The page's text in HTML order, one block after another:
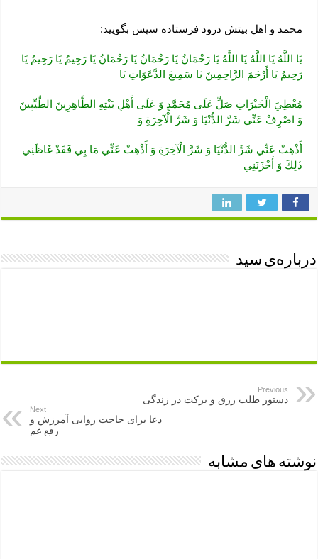
محمد و اهل بیتش درود فرستاده سپس بگویید:
يَا اللَّهُ يَا اللَّهُ يَا اللَّهُ يَا رَحْمَانُ يَا رَحْمَانُ يَا رَحْمَانُ يَا رَحِيمُ يَا رَحِيمُ يَا
رَحِيمُ يَا أَرْحَمَ الرَّاحِمِينَ يَا سَمِيعَ‏ الدَّعَوَاتِ‏ يَا
مُعْطِيَ‏ الْخَيْرَاتِ‏ صَلِّ عَلَى مُحَمَّدٍ وَ عَلَى أَهْلِ بَيْتِهِ الطَّاهِرِينَ الطَّيِّبِينَ
وَ اصْرِفْ عَنِّي شَرَّ الدُّنْيَا وَ شَرَّ الْآخِرَةِ وَ
أَذْهِبْ‏ عَنِّي شَرَّ الدُّنْيَا وَ شَرَّ الْآخِرَةِ وَ أَذْهِبْ عَنِّي مَا بِي فَقَدْ غَاظَنِي
ذَلِكَ وَ أَحْزَنَنِي
درباره‌ی سید
Previous
دستور طلب رزق و برکت در زندگی
Next
دعا برای حاجت روایی آمرزش و
رفع غم
نوشته های مشابه